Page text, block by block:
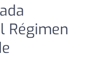
Régimen